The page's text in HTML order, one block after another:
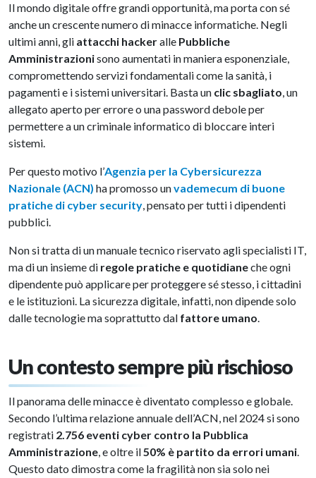
Il mondo digitale offre grandi opportunità, ma porta con sé
anche un crescente numero di minacce informatiche. Negli
ultimi anni, gli attacchi hackeralle Pubbliche
Amministrazionisono aumentati in maniera esponenziale,
compromettendo servizi fondamentali come la sanità, i
pagamenti e i sistemi universitari. Basta un clic sbagliato, un
allegato aperto per errore o una password debole per
permettere a un criminale informatico di bloccare interi
sistemi.
Per questo motivo l’Agenzia per la Cybersicurezza
Nazionale (ACN) ha promosso unvademecum di buone
pratiche di cyber security, pensato per tutti i dipendenti
pubblici.
Non si tratta di un manuale tecnico riservato agli specialisti IT,
ma di un insieme di regole pratiche e quotidianeche ogni
dipendente può applicare per proteggere sé stesso, i cittadini
e le istituzioni. La sicurezza digitale, infatti, non dipende solo
dalle tecnologie ma soprattutto dal fattore umano.
Un contesto sempre più rischioso
Il panorama delle minacce è diventato complesso e globale.
Secondo l’ultima relazione annuale dell’ACN, nel 2024 si sono
registrati 2.756 eventi cyber contro la Pubblica
Amministrazione, e oltre il50% è partito da errori umani.
Questo dato dimostra come la fragilità non sia solo nei